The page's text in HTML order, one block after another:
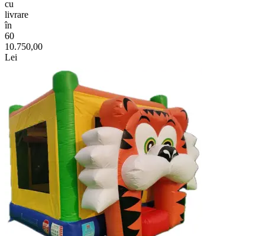
cu
livrare
în
60
10.750,00
Lei